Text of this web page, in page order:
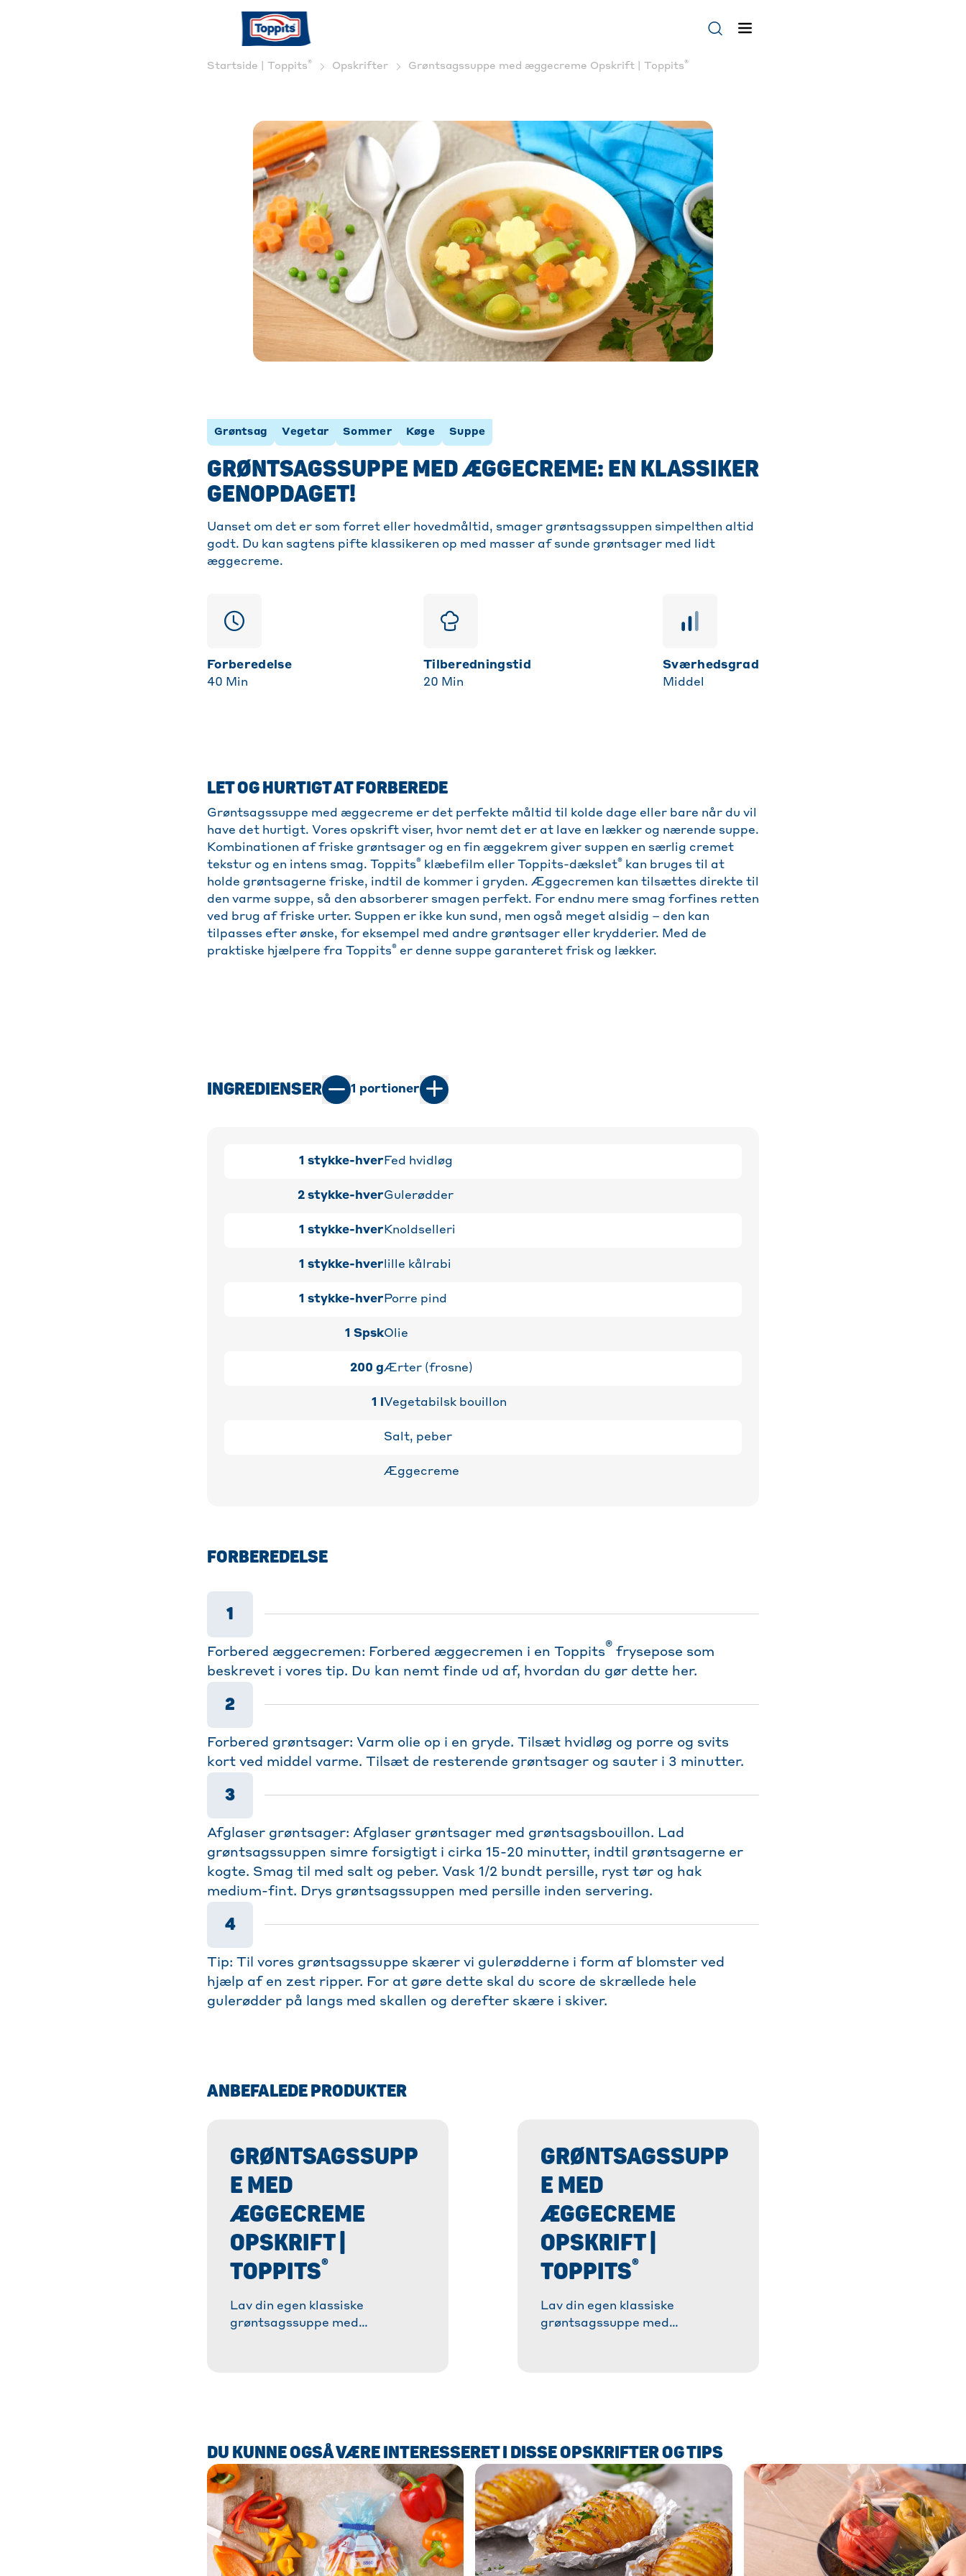
Startside | Toppits® Opskrifter Grøntsagssuppe med æggecreme Opskrift | Toppits®
Grøntsag Vegetar Sommer Køge Suppe
GRØNTSAGSSUPPE MED ÆGGECREME: EN KLASSIKER
GENOPDAGET!
Uanset om det er som forret eller hovedmåltid, smager grøntsagssuppen simpelthen altid
godt. Du kan sagtens pifte klassikeren op med masser af sunde grøntsager med lidt
æggecreme.
Forberedelse
40 Min
Tilberedningstid
20 Min
sværhedsgrad
Middel
LET OG HURTIGT AT FORBEREDE
Grøntsagssuppe med æggecreme er det perfekte måltid til kolde dage eller bare når du vil
have det hurtigt. Vores opskrift viser, hvor nemt det er at lave en lækker og nærende suppe.
Kombinationen af friske grøntsager og en fin æggekrem giver suppen en særlig cremet
tekstur og en intens smag. Toppits® klæbefilm eller Toppits-dækslet® kan bruges til at
holde grøntsagerne friske, indtil de kommer i gryden. Æggecremen kan tilsættes direkte til
den varme suppe, så den absorberer smagen perfekt. For endnu mere smag forfines retten
ved brug af friske urter. Suppen er ikke kun sund, men også meget alsidig – den kan
tilpasses efter ønske, for eksempel med andre grøntsager eller krydderier. Med de
praktiske hjælpere fra Toppits® er denne suppe garanteret frisk og lækker.
INGREDIENSER 1 portioner
1 stykke-hver Fed hvidløg
2 stykke-hverGulerødder
1 stykke-hver Knoldselleri
1 stykke-hver lille kålrabi
1 stykke-hver Porre pind
1 SpskOlie
200 gÆrter (frosne)
1 Vegetabilsk bouillon
Salt, peber
Æggecreme
FORBEREDELSE
1
Forbered æggecremen: Forbered æggecremen i en Toppits® frysepose som
beskrevet i vores tip. Du kan nemt finde ud af, hvordan du gør dette her.
2
Forbered grøntsager: Varm olie op i en gryde. Tilsæt hvidløg og porre og svits
kort ved middel varme. Tilsæt de resterende grøntsager og sauter i 3 minutter.
3
Afglaser grøntsager: Afglaser grøntsager med grøntsagsbouillon. Lad
grøntsagssuppen simre forsigtigt i cirka 15-20 minutter, indtil grøntsagerne er
kogte. Smag til med salt og peber. Vask 1/2 bundt persille, ryst tør og hak
medium-fint. Drys grøntsagssuppen med persille inden servering.
4
Tip: Til vores grøntsagssuppe skærer vi gulerødderne i form af blomster ved
hjælp af en zest ripper. For at gøre dette skal du score de skrællede hele
gulerødder på langs med skallen og derefter skære i skiver.
ANBEFALEDE PRODUKTER
GRØNTSAGSSUPP
E MED
ÆGGECREME
OPSKRIFT |
TOPPITS®
Lav din egen klassiske
grøntsagssuppe med
GRØNTSAGSSUPP
E MED
ÆGGECREME
OPSKRIFT |
TOPPITS®
Lav din egen klassiske
grøntsagssuppe med
DU KUNNE OGSÅ VÆRE INTERESSERET I DISSE OPSKRIFTER OG TIPS